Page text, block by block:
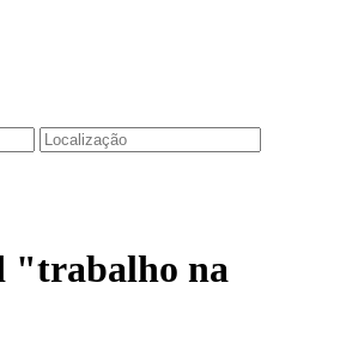
"trabalho na